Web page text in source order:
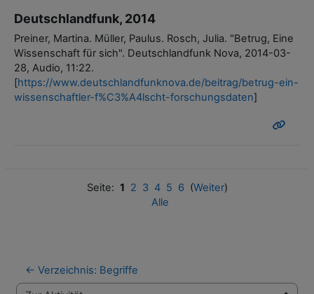
Deutschlandfunk, 2014
Preiner, Martina. Müller, Paulus. Rosch, Julia. "Betrug, Eine
Wissenschaft für sich". Deutschlandfunk Nova, 2014-03-
28, Audio, 11:22.
[https://www.deutschlandfunknova.de/beitrag/betrug-ein-
wissenschaftler-f%C3%A4lscht-forschungsdaten]
Seite: 1 2 3 4 5 6 (Weiter)
Alle
← Verzeichnis: Begriffe